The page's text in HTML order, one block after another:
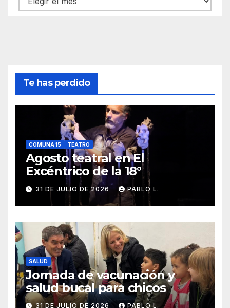
Te has perdido
COMUNA 15 TEATRO
Agosto teatral en El
Excéntrico de la 18°
31 DE JULIO DE 2026 PABLO L.
SALUD
Jornada de vacunación y
salud bucal para chicos
31 DE JULIO DE 2026 PABLO L.